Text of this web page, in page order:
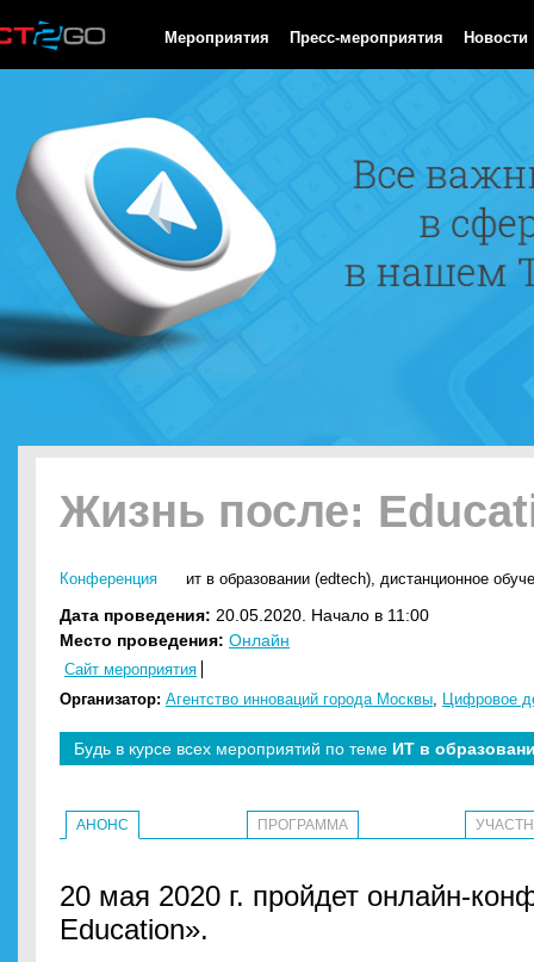
Мероприятия Пресс-мероприятия Новости
Жизнь после:
Конференция ит в образовании (edtech), дистанционное
Дата проведения: 20.05.2020. Начало в 11:00
Место проведения: Онлайн
Сайт мероприятия
Организатор: Агентство инноваций города Москвы, Цифровое
Будь в курсе всех мероприятий по теме ИТ в
АНОНС ПРОГРАММА
20 мая 2020 г. пройдет онлайн-
Education».